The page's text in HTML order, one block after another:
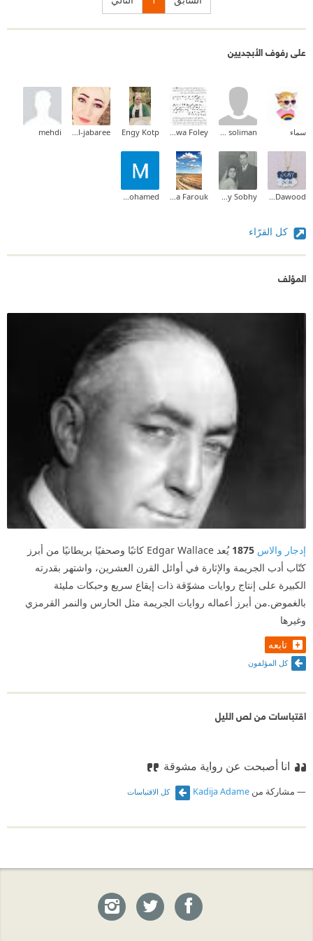
على رفوف الأبجديين
سماء waleed soliman
Radwa Foley
Engy Kotp
Ghadeer Al-jabaree
mehdi
mona Dawood
Mina Hany Sobhy
Dina Farouk
Mahmoud Mohamed
كل القرّاء
المؤلف
إدجار والاس 1875
يُعد Edgar Wallace كاتبًا وصحفيًا بريطانيًا من أبرز
كتّاب أدب الجريمة والإثارة في أوائل القرن العشرين، واشتهر بقدرته
الكبيرة على إنتاج روايات مشوّقة ذات إيقاع سريع وحبكات مليئة
بالغموض.من أبرز أعماله روايات الجريمة مثل الحارس والنمر القرمزي
وغيرها
تابعه
كل المؤلفون
اقتباسات من لص الليل
انا أصبحت عن رواية مشوقة
مشاركة من Kadija Adame كل الاقتباسات